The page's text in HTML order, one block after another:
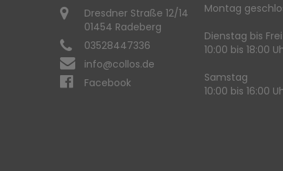
Dresdner Straße 12/14
01454 Radeberg
03528447336
info@collos.de
Facebook
Montag
Dienstag bis
10:00 bis 18:00
Samstag
10:00 bis 16:00